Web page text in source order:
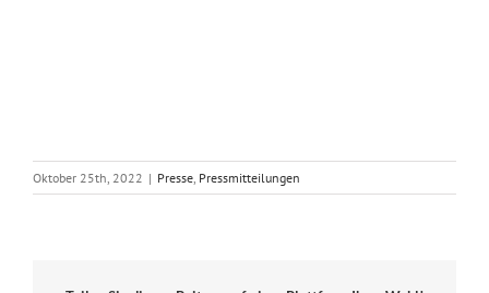
Oktober 25th, 2022 | Presse, Pressmitteilungen